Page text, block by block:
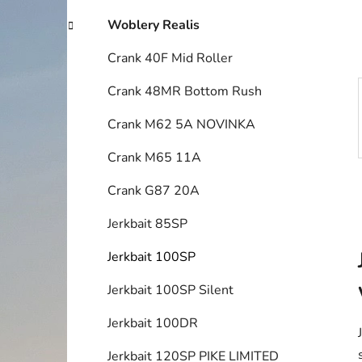
p
Woblery Realis
Crank 40F Mid Roller
Crank 48MR Bottom Rush
Crank M62 5A NOVINKA
Crank M65 11A
Crank G87 20A
Jerkbait 85SP
Jerkbait 100SP
Jerkbait 100SP Silent
Jerkbait 100DR
Jerkbait 120SP PIKE LIMITED